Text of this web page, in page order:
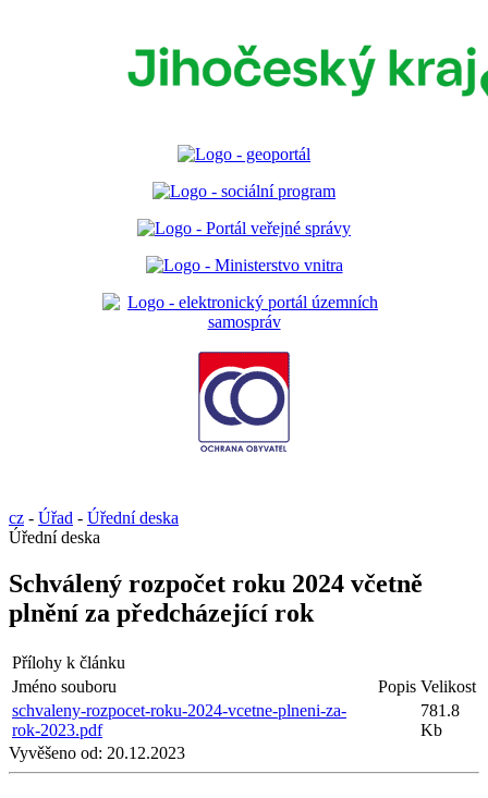
cz - Úřad - Úřední deska
Úřední deska
Schválený rozpočet roku 2024 včetně
plnění za předcházející rok
Přílohy k článku
Jméno souboru
Popis Velikost
schvaleny-rozpocet-roku-2024-vcetne-plneni-za-
rok-2023.pdf
781.8
Kb
Vyvěšeno od: 20.12.2023